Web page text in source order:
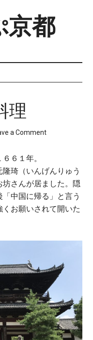
京都
理
a Comment
６１年。
琦（いんげんりゅう
坊さんが居ました。隠
中国に帰る」と言う
お願いされて開いた